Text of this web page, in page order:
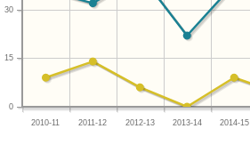
2010-11 2011-12 2012-13 2013-14 2014-15
0
15
30